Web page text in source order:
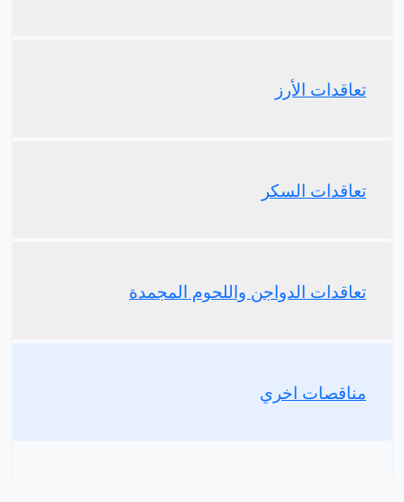
تعاقدات الأرز
تعاقدات السكر
تعاقدات الدواجن واللحوم المجمدة
مناقصات اخري